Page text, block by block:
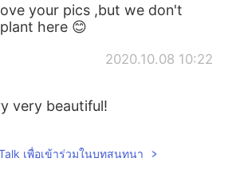
your pics ,but we don't
here 😊
2020.10.08 10:22
very beautiful!
เพื่อเข้าร่วมในบทสนทนา